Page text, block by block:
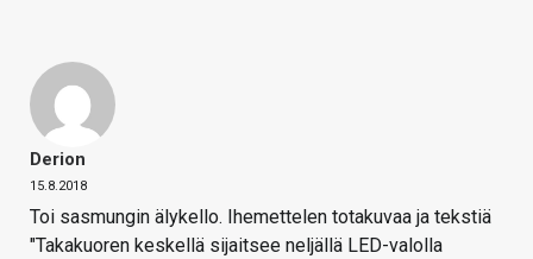
Derion
15.8.2018
Toi sasmungin älykello. Ihemettelen totakuvaa ja tekstiä
"Takakuoren keskellä sijaitsee neljällä LED-valolla